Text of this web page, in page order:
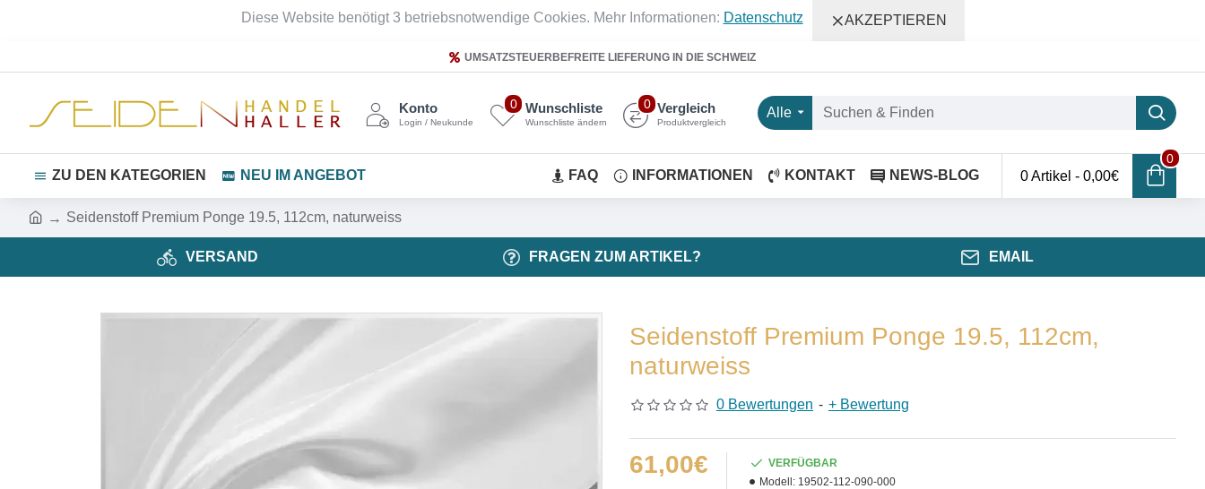
Diese Website benötigt 3 betriebsnotwendige Cookies. Mehr Informationen: Datenschutz AKZEPTIEREN
UMSATZSTEUERBEFREITE LIEFERUNG IN DIE SCHWEIZ
Alle
Konto
Login / Neukunde
Wunschliste
Wunschliste ändern
0 Vergleich
Produktvergleich
0
ZU DEN KATEGORIEN NEU IM ANGEBOT FAQ INFORMATIONEN KONTAKT NEWS-BLOG 0 Artikel - 0,00€
0
Seidenstoff Premium Ponge 19.5, 112cm, naturweiss
VERSAND FRAGEN ZUM ARTIKEL? EMAIL
Seidenstoff Premium Ponge 19.5, 112cm,
naturweiss
0 Bewertungen - + Bewertung
61,00€
VERFÜGBAR
Modell: 19502-112-090-000